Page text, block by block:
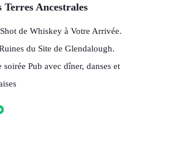
Ancestrales
de Whiskey à Votre Arrivée.
du Site de Glendalough.
soirée Pub avec dîner, danses et